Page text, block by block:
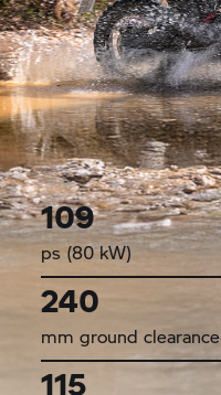
109
ps (80 kW)
240
mm ground clearance
115